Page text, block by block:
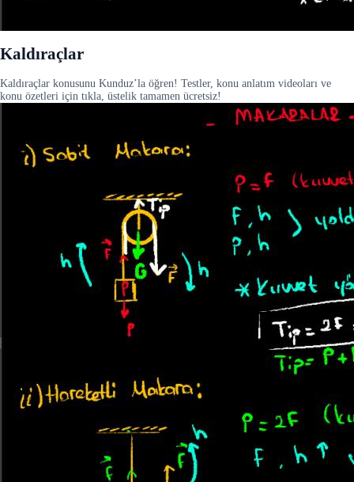
Kaldıraçlar
Kaldıraçlar konusunu Kunduz’la öğren! Testler, konu anlatım videoları ve
konu özetleri için tıkla, üstelik tamamen ücretsiz!